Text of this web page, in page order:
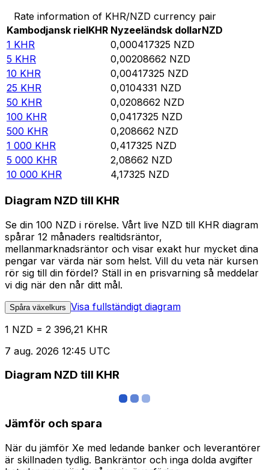
Rate information of KHR/NZD currency pair
Kambodjansk rielKHR Nyzeeländsk dollarNZD
1 KHR 0,000417325 NZD
5 KHR 0,00208662 NZD
10 KHR 0,00417325 NZD
25 KHR 0,0104331 NZD
50 KHR 0,0208662 NZD
100 KHR 0,0417325 NZD
500 KHR 0,208662 NZD
1 000 KHR 0,417325 NZD
5 000 KHR 2,08662 NZD
10 000 KHR 4,17325 NZD
Diagram NZD till KHR
Se din 100 NZD i rörelse. Vårt live NZD till KHR diagram
spårar 12 månaders realtidsräntor,
mellanmarknadsräntor och visar exakt hur mycket dina
pengar var värda när som helst. Vill du veta när kursen
rör sig till din fördel? Ställ in en prisvarning så meddelar
vi dig när den når ditt mål.
Spåra växelkurs Visa fullständigt diagram
1 NZD = 2 396,21 KHR
7 aug. 2026 12:45 UTC
Diagram NZD till KHR
Jämför och spara
När du jämför Xe med ledande banker och leverantörer
är skillnaden tydlig. Bankräntor och inga dolda avgifter